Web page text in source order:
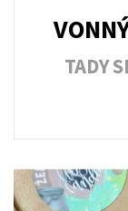
TADY